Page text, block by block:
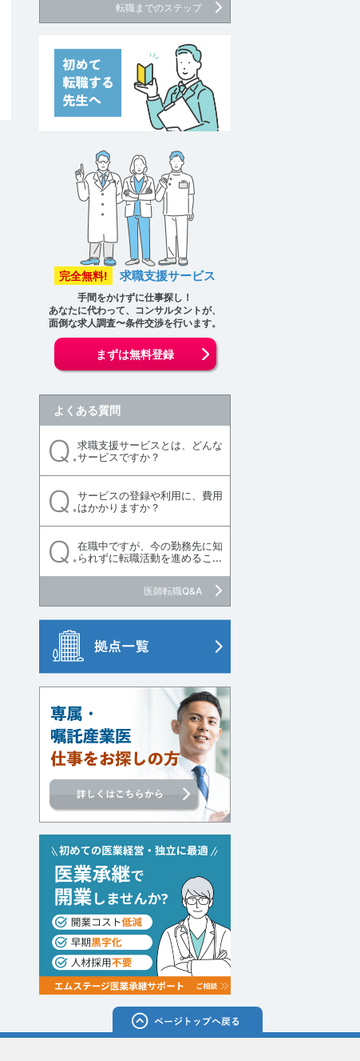
転職までのステップ
完全無料! 求職支援サービス
手間をかけずに仕事探し！
あなたに代わって、コンサルタントが、
面倒な求人調査〜条件交渉を行います。
まずは無料登録
よくある質問
求職支援サービスとは、どんな
サービスですか？
サービスの登録や利用に、費用
はかかりますか？
在職中ですが、今の勤務先に知
られずに転職活動を進めるこ...
医師転職Q&A